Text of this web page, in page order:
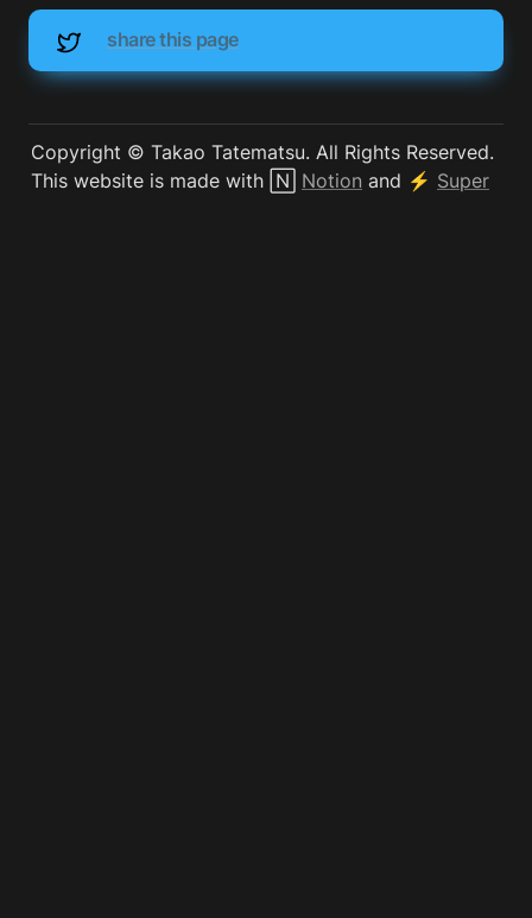
share this page
Copyright ©︎ Takao Tatematsu. All Rights Reserved.
This website is made with 🄽 Notion and ⚡️ Super